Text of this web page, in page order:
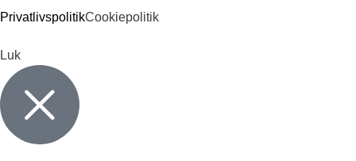
PrivatlivspolitikCookiepolitik
Luk